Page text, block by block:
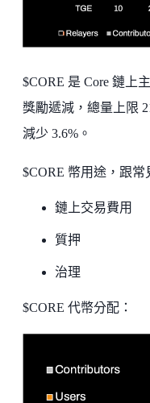
$CORE 是 Core 鏈上
獎勵遞減，總量上限
減少 3.6%。
$CORE 幣用途，跟常
鏈上交易費用
質押
治理
$CORE 代幣分配：